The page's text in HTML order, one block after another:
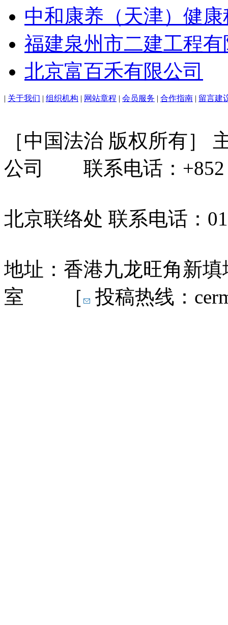
中和康养（天津）健
福建泉州市二建工程
北京富百禾有限公司
| 关于我们 | 组织机构 | 网站章程 | 会员服务 | 合作指南 | 留言建
［中国法治 版权所有］
公司 联系电话：+852
北京联络处 联系电话：
地址：香港九龙旺角新
室 ［
投稿热线：